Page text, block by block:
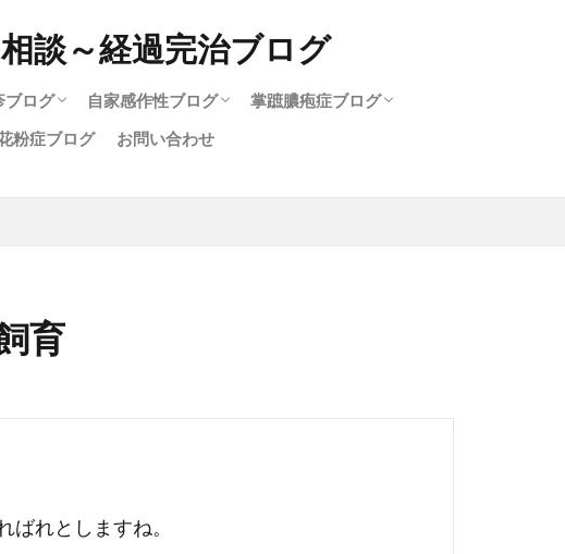
ブログ
完治ブログ
漏性湿疹
性湿疹
湿疹
自家感作性ブログ
自家感作性完治ブログ
治療中の自家感作性
掌蹠膿疱症ブログ
粉症ブログ お問い合わせ
育
ばれとしますね。